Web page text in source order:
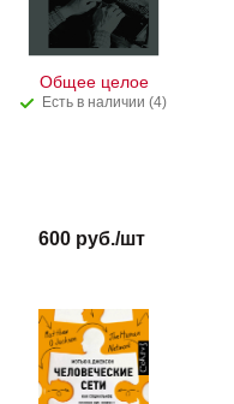
Общее целое
Есть в наличии (4)
600руб./шт